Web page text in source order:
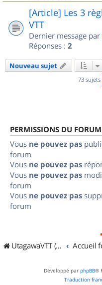
[Article] Les 3
VTT
Dernier message par
Réponses : 2
Nouveau sujet
73 sujets
PERMISSIONS DU FORUM
Vous ne pouvez pas
forum
Vous ne pouvez pas
Vous ne pouvez pas
forum
Vous ne pouvez pas
forum
UtagawaVTT (Randos VTT et VTTAE avec traces GPS) Accueil
Développé par phpBB®
Traduction